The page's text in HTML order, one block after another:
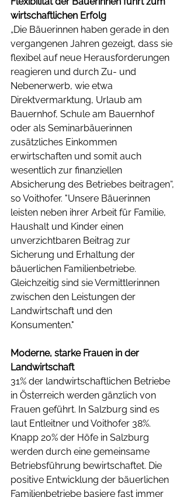
wirtschaftlichen Erfolg
„Die Bäuerinnen haben gerade in den
vergangenen Jahren gezeigt, dass sie
flexibel auf neue Herausforderungen
reagieren und durch Zu- und
Nebenerwerb, wie etwa
Direktvermarktung, Urlaub am
Bauernhof, Schule am Bauernhof
oder als Seminarbäuerinnen
zusätzliches Einkommen
erwirtschaften und somit auch
wesentlich zur finanziellen
Absicherung des Betriebes beitragen“,
so Voithofer. "Unsere Bäuerinnen
leisten neben ihrer Arbeit für Familie,
Haushalt und Kinder einen
unverzichtbaren Beitrag zur
Sicherung und Erhaltung der
bäuerlichen Familienbetriebe.
Gleichzeitig sind sie Vermittlerinnen
zwischen den Leistungen der
Landwirtschaft und den
Konsumenten."
Moderne, starke Frauen in der
Landwirtschaft
31% der landwirtschaftlichen Betriebe
in Österreich werden gänzlich von
Frauen geführt. In Salzburg sind es
laut Entleitner und Voithofer 38%.
Knapp 20% der Höfe in Salzburg
werden durch eine gemeinsame
Betriebsführung bewirtschaftet. Die
positive Entwicklung der bäuerlichen
Familienbetriebe basiere fast immer